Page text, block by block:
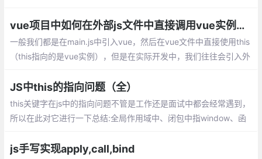
vue项目中如何在外部js文件中直接调用vue实例——比如说this
一般我们都是在main.js中引入vue，然后在vue文件中直接使用this
（this指向的是vue实例），但是在实际开发中，我们往往会引入外
vue实例
JS中this的指向问题（全）
this关键字在js中的指向问题不管是工作还是面试中都会经常遇到，
所以在此对它进行一下总结:全局作用域中、闭包中指window、函
call改变this的指向、bind改变this指向等
js手写实现apply,call,bind